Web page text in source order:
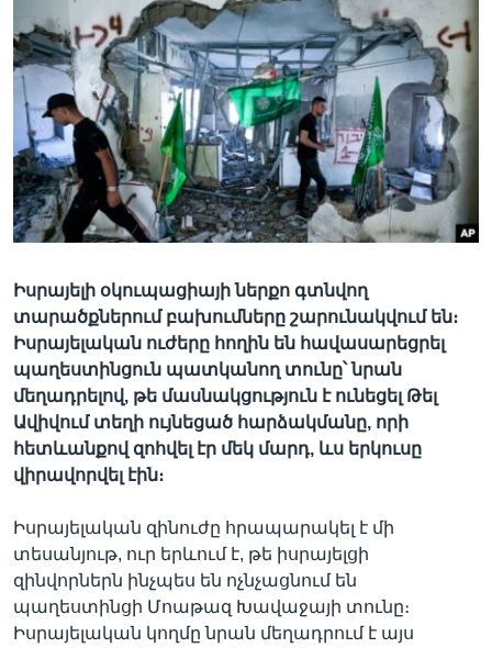
«ԱՄԵՐԻԿԱՅԻ ՁԱՅՆ»-Ի ԿԱՆՈՆԱԴՐՈՒԹՅՈՒՆ
ԿԱՊ ՄԵԶ ՀԵՏ
Learning English
ՀԵՏԵՒԵՔ ՄԵԶ
Լեզուներ
Իսրայելի օկուպացիայի ներքո գտնվող
տարածքներում բախումները շարունակվում են։
Իսրայելական ուժերը հողին են հավասարեցրել
պաղեստինցուն պատկանող տունը՝ նրան
մեղադրելով, թե մասնակցություն է ունեցել Թել
Ավիվում տեղի ույնեցած հարձակմանը, որի
հետևանքով զոհվել էր մեկ մարդ, ևս երկուսը
վիրավորվել էին։
Իսրայելական զինուժը հրապարակել է մի
տեսանյութ, ուր երևում է, թե իսրայելցի
զինվորներն ինչպես են ոչնչացնում են
պաղեստինցի Մոաթազ Խավաջայի տունը։
Իսրայելական կողմը նրան մեղադրում է այս